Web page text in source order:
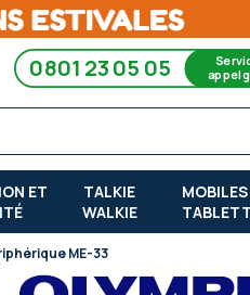
0801 23 05 05 appel
ET
TALKIE
WALKIE
ME-33